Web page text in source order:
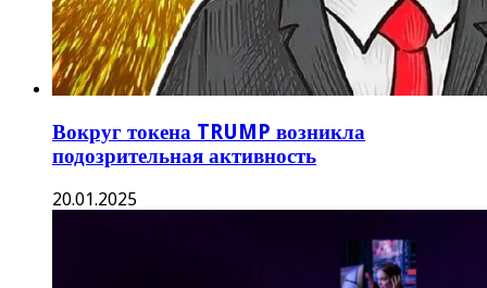
Вокруг токена TRUMP возникла
подозрительная активность
20.01.2025